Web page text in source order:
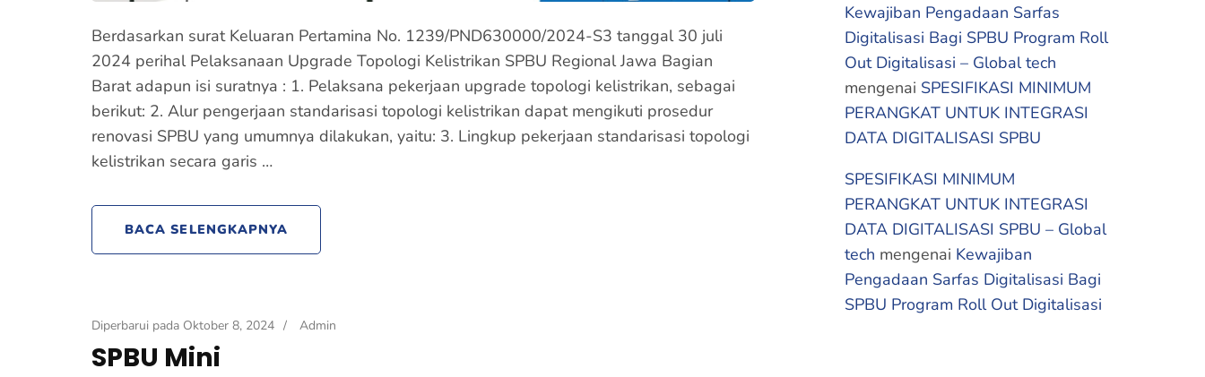
Berdasarkan surat Keluaran Pertamina No. 1239/PND630000/2024-S3 tanggal 30 juli
2024 perihal Pelaksanaan Upgrade Topologi Kelistrikan SPBU Regional Jawa Bagian
Barat adapun isi suratnya : 1. Pelaksana pekerjaan upgrade topologi kelistrikan, sebagai
berikut: 2. Alur pengerjaan standarisasi topologi kelistrikan dapat mengikuti prosedur
renovasi SPBU yang umumnya dilakukan, yaitu: 3. Lingkup pekerjaan standarisasi topologi
kelistrikan secara garis …
BACA SELENGKAPNYA
Diperbarui pada Oktober 8, 2024 / Admin
SPBU Mini
Kewajiban Pengadaan Sarfas
Digitalisasi Bagi SPBU Program Roll
Out Digitalisasi – Global tech
mengenai SPESIFIKASI MINIMUM
PERANGKAT UNTUK INTEGRASI
DATA DIGITALISASI SPBU
SPESIFIKASI MINIMUM
PERANGKAT UNTUK INTEGRASI
DATA DIGITALISASI SPBU – Global
tech mengenai Kewajiban
Pengadaan Sarfas Digitalisasi Bagi
SPBU Program Roll Out Digitalisasi